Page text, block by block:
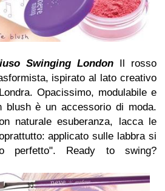
Swinging London
Il rosso
ispirato al lato creativo
Opacissimo, modulabile e
blush è un accessorio di moda.
naturale esuberanza, lacca le
applicato sulle labbra si
perfetto".
Ready to swing?